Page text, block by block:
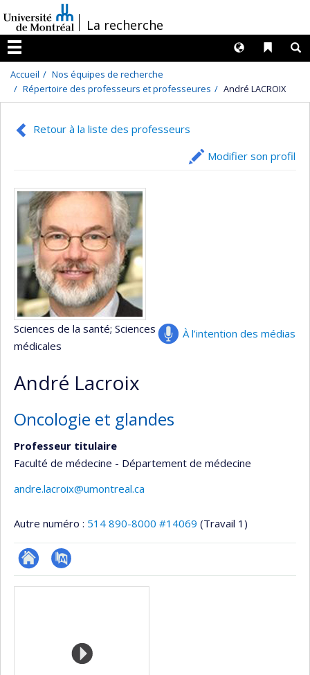
au
contenu
/La recherche
Menu
Liens
Langues
Accueil
Nos équipes de recherche
Répertoire des professeurs et professeures
André LACROIX
Retour à la liste des professeurs
Modifier son profil
À l’intention des médias
Sciences de la santé; Sciences
médicales
André Lacroix
Oncologie et glandes
Professeur titulaire
Faculté de médecine - Département de médecine
andre.lacroix@umontreal.ca
Autre numéro : 514 890-8000 #14069 (Travail 1)
Site
PubMed
Médias